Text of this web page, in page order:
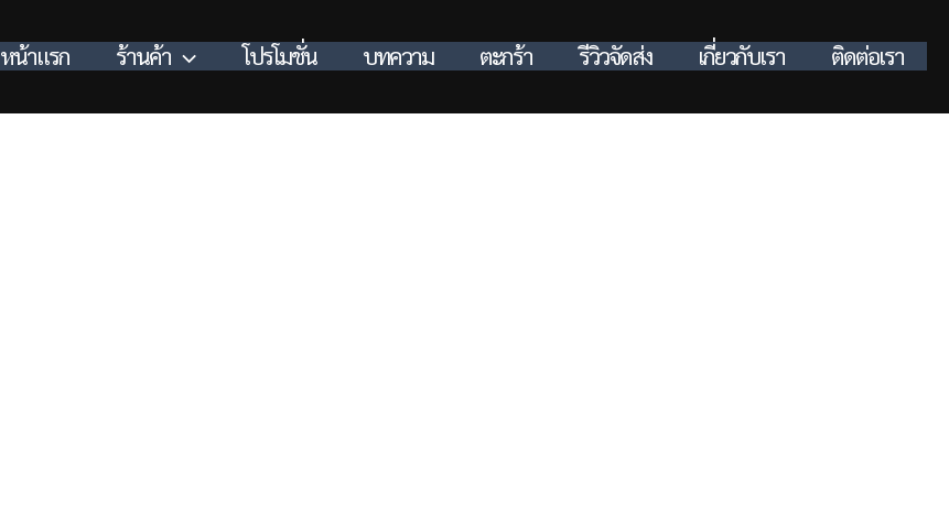
หน้าแรก ร้านค้า โปรโมชั่น บทความ ตะกร้า รีวิวจัดส่ง เกี่ยวกับเรา ติดต่อเรา